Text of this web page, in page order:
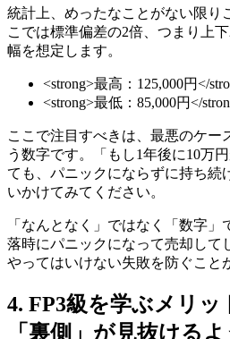
統計上、めったなことがない限り
こでは標準偏差の2倍、つまり上
幅を想定します。
<strong>最高：125,000円</
<strong>最低：85,000円</
ここで注目すべきは、最悪のケー
う数字です。「もし1年後に10万
ても、パニックにならずに持ち続
いかけてみてください。
「なんとなく」ではなく「数字
落時にパニックになって売却して
やってはいけない失敗を防ぐこと
4. FP3級を学ぶメリッ
「裏側」が見抜ける